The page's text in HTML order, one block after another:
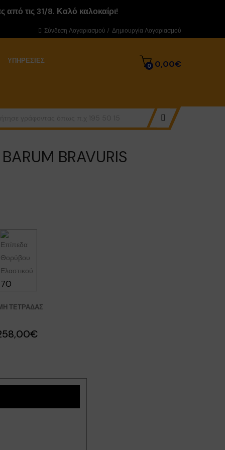
από τις 31/8. Καλό καλοκαίρι!
Σύνδεση Λογαριασμού / Δημιουργία Λογαριασμού
ΥΠΗΡΕΣΊΕΣ
0 0,00€
BRAVURIS
70
ΤΕΤΡΆΔΑΣ